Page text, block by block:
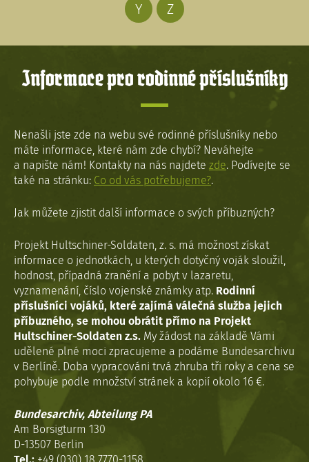
Y
Z
Informace pro rodinné příslušníky
Nenašli jste zde na webu své rodinné příslušníky nebo
máte informace, které nám zde chybí? Neváhejte
a napište nám! Kontakty na nás najdete zde. Podívejte se
také na stránku: Co od vás potřebujeme?.
Jak můžete zjistit další informace o svých příbuzných?
Projekt Hultschiner-Soldaten, z. s. má možnost získat
informace o jednotkách, u kterých dotyčný voják sloužil,
hodnost, případná zranění a pobyt v lazaretu,
vyznamenání, číslo vojenské známky atp. Rodinní
příslušníci vojáků, které zajímá válečná služba jejich
příbuzného, se mohou obrátit přímo na Projekt
Hultschiner-Soldaten z.s. My žádost na základě Vámi
udělené plné moci zpracujeme a podáme Bundesarchivu
v Berlíně. Doba vypracováni trvá zhruba tři roky a cena se
pohybuje podle množství stránek a kopií okolo 16 €.
Bundesarchiv, Abteilung PA
Am Borsigturm 130
D-13507 Berlin